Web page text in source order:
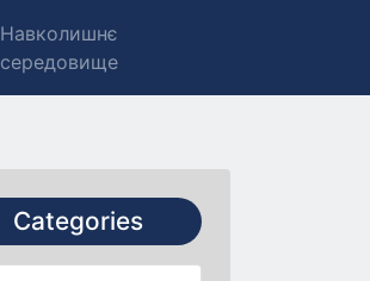
Навколишнє
середовище
Categories